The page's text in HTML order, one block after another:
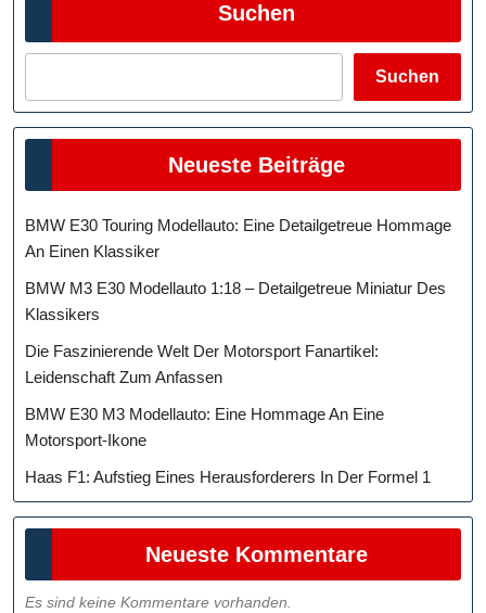
Suchen
Suchen
Neueste Beiträge
BMW E30 Touring Modellauto: Eine Detailgetreue Hommage
An Einen Klassiker
BMW M3 E30 Modellauto 1:18 – Detailgetreue Miniatur Des
Klassikers
Die Faszinierende Welt Der Motorsport Fanartikel:
Leidenschaft Zum Anfassen
BMW E30 M3 Modellauto: Eine Hommage An Eine
Motorsport-Ikone
Haas F1: Aufstieg Eines Herausforderers In Der Formel 1
Neueste Kommentare
Es sind keine Kommentare vorhanden.